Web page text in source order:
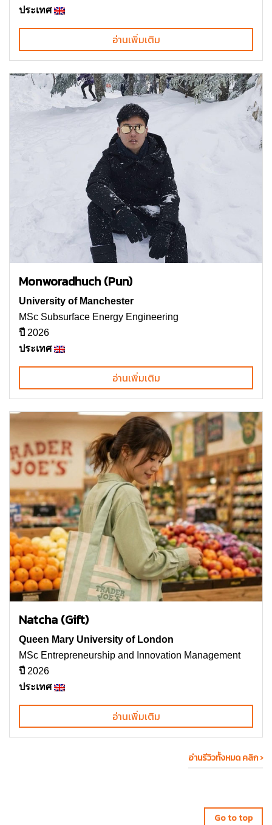
ประเทศ
อ่านเพิ่มเติม
Monworadhuch (Pun)
University of Manchester
MSc Subsurface Energy Engineering
ปี 2026
ประเทศ
อ่านเพิ่มเติม
Natcha (Gift)
Queen Mary University of London
MSc Entrepreneurship and Innovation Management
ปี 2026
ประเทศ
อ่านเพิ่มเติม
อ่านรีวิวทั้งหมด คลิก ›
Go to top